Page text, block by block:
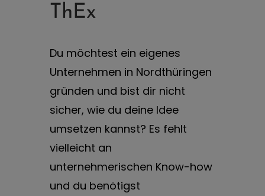
ThEx
Du möchtest ein eigenes
Unternehmen in Nordthüringen
gründen und bist dir nicht
sicher, wie du deine Idee
umsetzen kannst? Es fehlt
vielleicht an
unternehmerischen Know-how
und du benötigst